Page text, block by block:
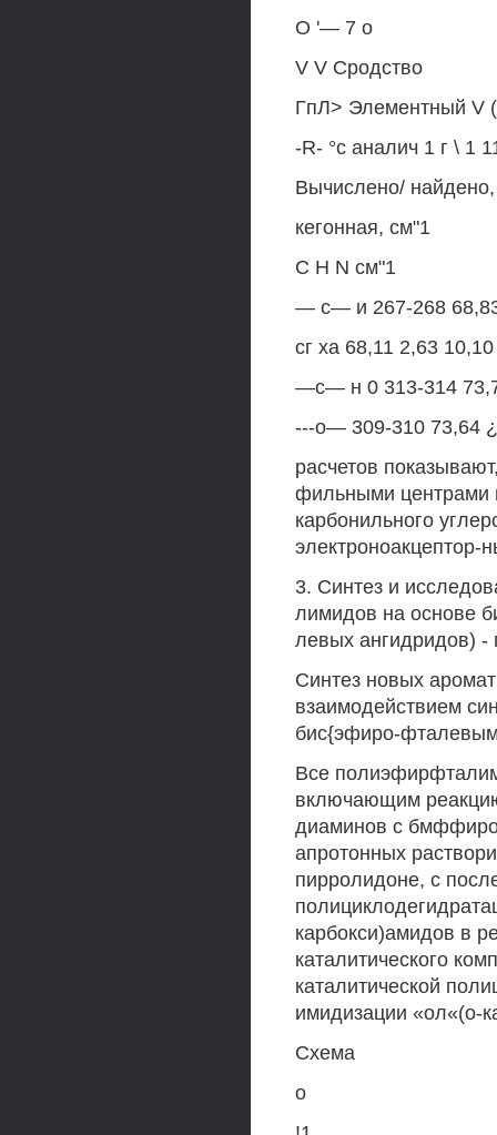
О '— 7 о
V V Сродство
ГпЛ> Элементный V
-R- °с аналич 1 г \ 1
Вычислено/
кегонная, см"1
С Н N см"1
— с— и 267-268
сг ха 68,11 2,63 10,10
—с— н 0 313-314
---о— 309-310 73,64
расчетов
фильными центрами
карбонильного
электроноакцептор-
3. Синтез и
лимидов на основе
левых ангидридов) -
Синтез новых
взаимодействием
бис{эфиро-
Все
включающим
диаминов с
апротонных
пирролидоне, с
карбокси)амидов в
каталитического
каталитической
имидизации «ол«(о-
Схема
о